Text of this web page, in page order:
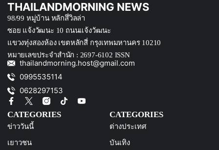
THAILANDMORNING NEWS
98/99 หมู่บ้าน หลักสึ่วิลล่า
ซอย แจ้งวัฒนะ 10 ถนนแจ้งวัฒนะ
แขวงทุ่งสองห้อง เขตหลักสี่ กรุงเทพมหานคร 10210
หมายเลขประจำสำนัก : 2697-6102 ISSN
thailandmorning.host@gmail.com
0995535114
0628297153
CATEGORIES
ข่าววันนี้
เยาวชน
CATEGORIES
ต่างประเทศ
บันเทิง